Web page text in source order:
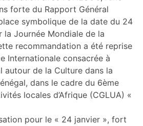
forte du Rapport Général
symbolique de la date du 24
la Journée Mondiale de la
recommandation a été reprise
Internationale consacrée à
autour de la Culture dans la
dans le cadre du 6ème
locales d’Afrique (CGLUA) «
pour le « 24 janvier », fort